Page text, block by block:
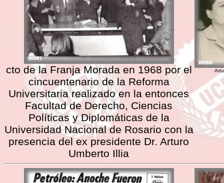
cto de la Franja Morada en 1968 por el
cincuentenario de la Reforma
Universitaria realizado en la entonces
Facultad de Derecho, Ciencias
Políticas y Diplomáticas de la
Universidad Nacional de Rosario con la
presencia del ex presidente Dr. Arturo
Umberto Illia